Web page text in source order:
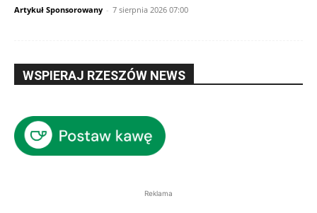
Artykuł Sponsorowany - 7 sierpnia 2026 07:00
WSPIERAJ RZESZÓW NEWS
Reklama